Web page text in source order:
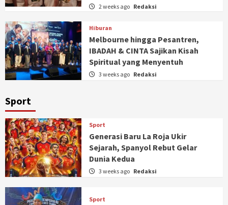
2 weeks ago Redaksi
Hiburan
Melbourne hingga Pesantren,
IBADAH & CINTA Sajikan Kisah
Spiritual yang Menyentuh
3 weeks ago Redaksi
Sport
Sport
Generasi Baru La Roja Ukir
Sejarah, Spanyol Rebut Gelar
Dunia Kedua
3 weeks ago Redaksi
Sport